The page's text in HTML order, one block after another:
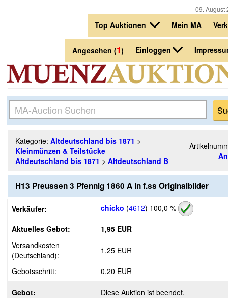
09.
Top Auktionen Mein MA
Angesehen (1) Einloggen
Kategorie: Altdeutschland bis 1871 >
Kleinmünzen & Teilstücke
Altdeutschland bis 1871 > Altdeutschland B
H13 Preussen 3 Pfennig 1860 A in f.ss Originalbilder
Verkäufer: chicko (4612) 100,0 %
Aktuelles Gebot:
1,95 EUR
Versandkosten
(Deutschland):
1,25 EUR
Gebotsschritt: 0,20 EUR
Gebot: Diese Auktion ist beendet.